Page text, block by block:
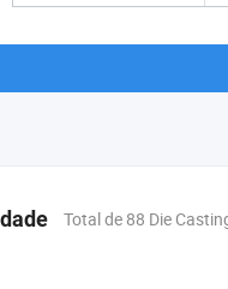
Total de 88 Die